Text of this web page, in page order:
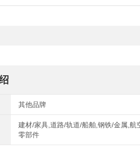
其他品牌
建材/家具,道路/轨道/船舶,钢铁/金属,航
零部件